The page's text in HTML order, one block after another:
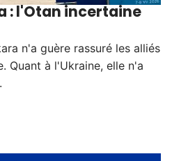
: l'Otan incertaine
n'a guère rassuré les alliés
Quant à l'Ukraine, elle n'a